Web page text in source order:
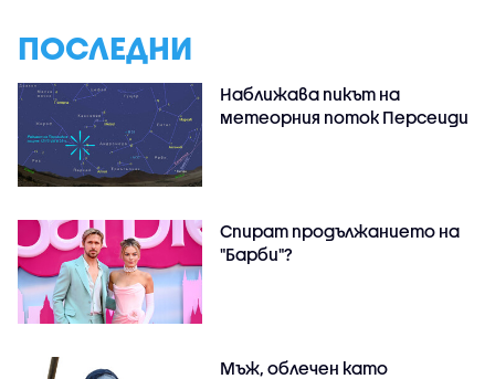
ПОСЛЕДНИ
Наближава пикът на
метеорния поток Персеиди
Спират продължанието на
"Барби"?
Мъж, облечен като